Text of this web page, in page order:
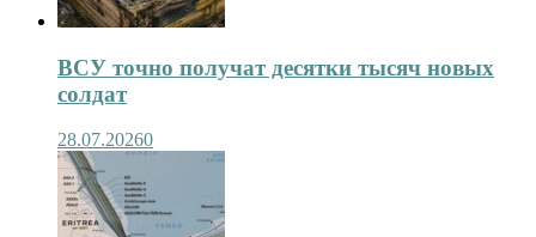
ВСУ точно получат десятки тысяч новых
солдат
28.07.20260